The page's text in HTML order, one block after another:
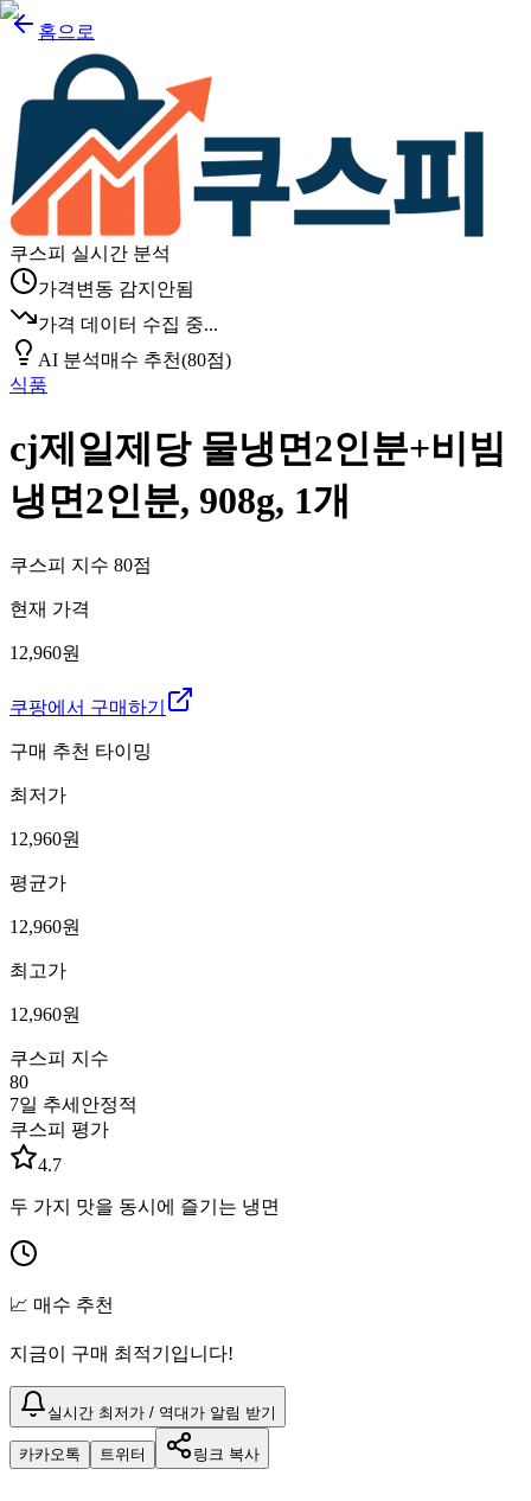
홈으로
쿠스피 실시간 분석
가격변동 감지안됨
가격 데이터 수집 중...
AI 분석매수 추천(80점)
식품
cj제일제당 물냉면2인분+비빔
냉면2인분, 908g, 1개
쿠스피 지수 80점
현재 가격
12,960원
쿠팡에서 구매하기
구매 추천 타이밍
최저가
12,960원
평균가
12,960원
최고가
12,960원
쿠스피 지수
80
7일 추세 안정적
쿠스피 평가
4.7
두 가지 맛을 동시에 즐기는 냉면
📈 매수 추천
지금이 구매 최적기입니다!
실시간 최저가 / 역대가 알림 받기
카카오톡 트위터 링크 복사